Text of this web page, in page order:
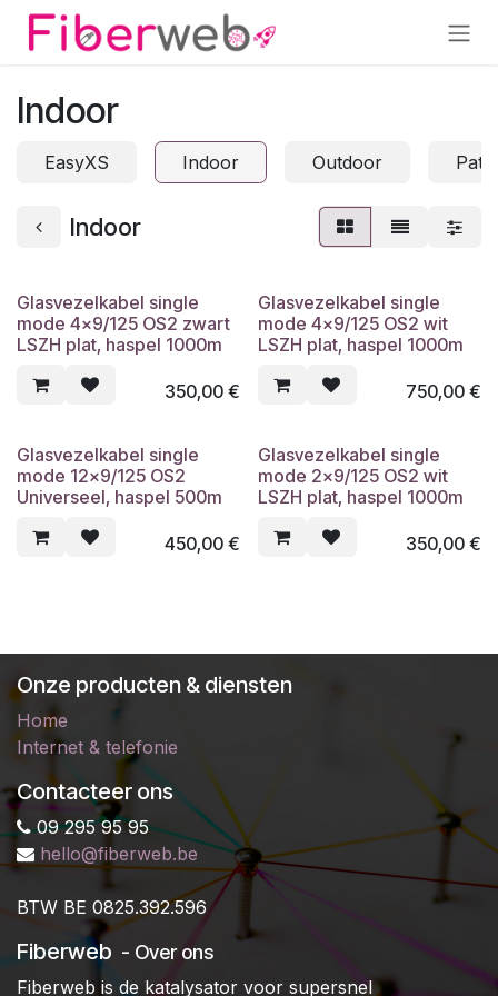
Overslaan naar inhoud
Indoor
EasyXS Indoor Outdoor
Indoor
Glasvezelkabel single
mode 4x9/125 OS2 zwart
LSZH plat, haspel 1000m
350,00€
Glasvezelkabel single
mode 4x9/125 OS2 wit
LSZH plat, haspel 1000m
750,00€
Glasvezelkabel single
mode 12x9/125 OS2
Universeel, haspel 500m
450,00€
Glasvezelkabel single
mode 2x9/125 OS2 wit
LSZH plat, haspel 1000m
350,00€
Onze producten & diensten
Home
Internet & telefonie
Contacteer ons
09 295 95 95
hello@fiberweb.be
BTW BE 0825.392.596
Fiberweb - Over ons
Fiberweb is de katalysator voor supersnel